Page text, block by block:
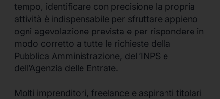
tempo, identificare con precisione la propria
attività è indispensabile per sfruttare appieno
ogni agevolazione prevista e per rispondere in
modo corretto a tutte le richieste della
Pubblica Amministrazione, dell’INPS e
dell’Agenzia delle Entrate.
Molti imprenditori, freelance e aspiranti titolari